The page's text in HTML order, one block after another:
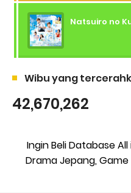
Wibu yang
42,670,262
Ingin Beli Database All
Drama Jepang, Game